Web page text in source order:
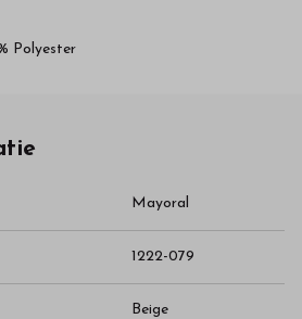
Polyester
Mayoral
1222-079
Beige